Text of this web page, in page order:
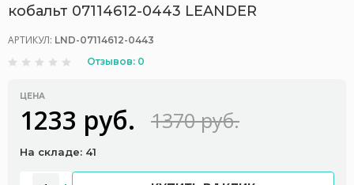
кобальт 07114612-0443 LEANDER
АРТИКУЛ: LND-07114612-0443
Отзывов: 0
ЦЕНА
1233 руб. 1370 руб.
На складе: 41